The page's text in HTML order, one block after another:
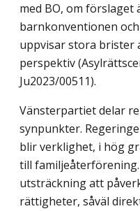
med BO, om förslaget
barnkonventionen
uppvisar stora brister
perspektiv
Ju2023/00511).
Vänsterpartiet delar
synpunkter.
blir verklighet, i hög
till
utsträckning att
rättigheter, såväl